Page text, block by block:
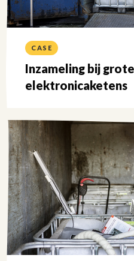
CASE
Inzameling bij grote
elektronicaketens
meer
over